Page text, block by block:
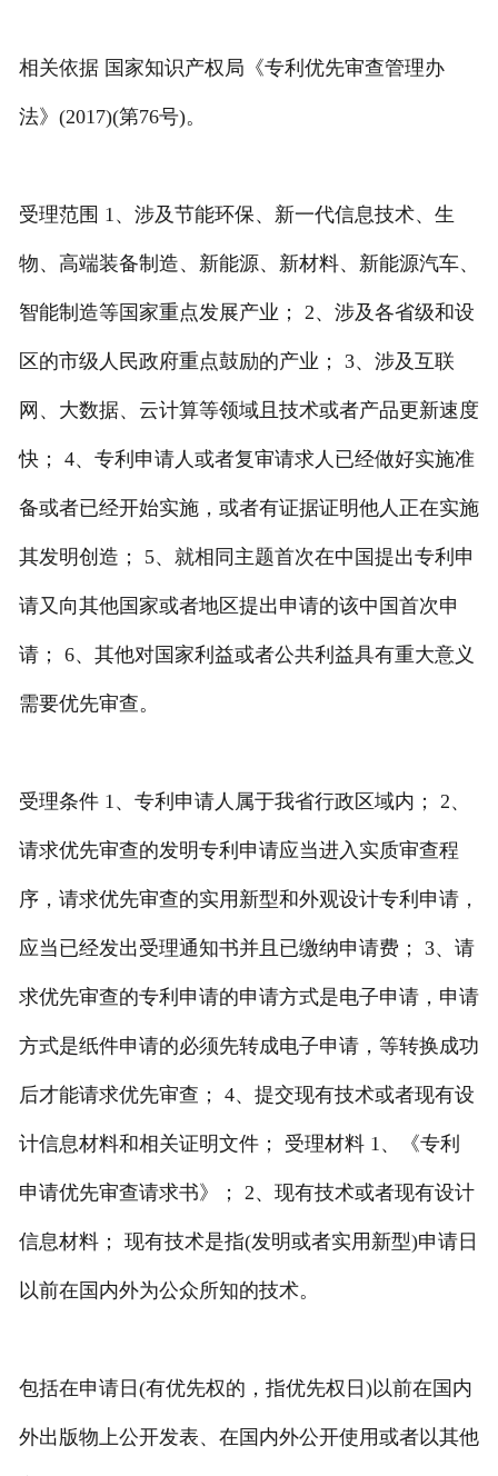
相关依据 国家知识产权局《专利优先审查管理办
法》(2017)(第76号)。
受理范围 1、涉及节能环保、新一代信息技术、生
物、高端装备制造、新能源、新材料、新能源汽车、
智能制造等国家重点发展产业； 2、涉及各省级和设
区的市级人民政府重点鼓励的产业； 3、涉及互联
网、大数据、云计算等领域且技术或者产品更新速度
快； 4、专利申请人或者复审请求人已经做好实施准
备或者已经开始实施，或者有证据证明他人正在实施
其发明创造； 5、就相同主题首次在中国提出专利申
请又向其他国家或者地区提出申请的该中国首次申
请； 6、其他对国家利益或者公共利益具有重大意义
需要优先审查。
受理条件 1、专利申请人属于我省行政区域内； 2、
请求优先审查的发明专利申请应当进入实质审查程
序，请求优先审查的实用新型和外观设计专利申请，
应当已经发出受理通知书并且已缴纳申请费； 3、请
求优先审查的专利申请的申请方式是电子申请，申请
方式是纸件申请的必须先转成电子申请，等转换成功
后才能请求优先审查； 4、提交现有技术或者现有设
计信息材料和相关证明文件； 受理材料 1、《专利
申请优先审查请求书》； 2、现有技术或者现有设计
信息材料； 现有技术是指(发明或者实用新型)申请日
以前在国内外为公众所知的技术。
包括在申请日(有优先权的，指优先权日)以前在国内
外出版物上公开发表、在国内外公开使用或者以其他